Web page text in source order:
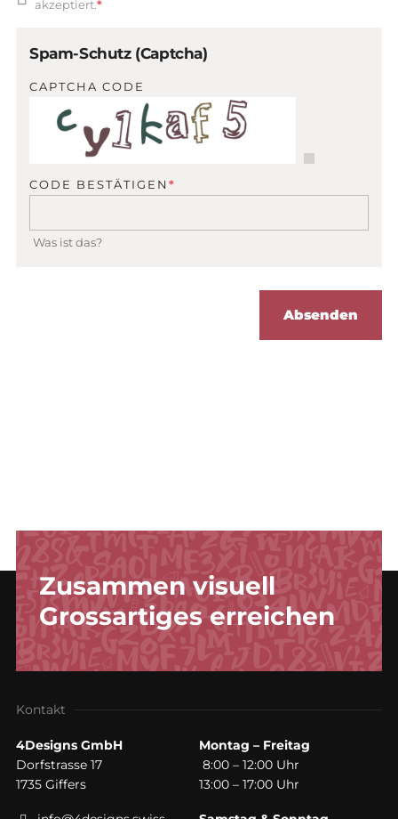
akzeptiert.*Pflichtfeld
Spam-Schutz (Captcha)
CAPTCHA CODE
CODE BESTÄTIGEN *
Was ist das?
Zusammen visuell
Grossartiges erreichen
Kontakt
4Designs GmbH
Dorfstrasse 17
1735 Giffers
Montag – Freitag
8:00 – 12:00 Uhr
13:00 – 17:00 Uhr